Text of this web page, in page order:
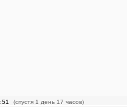
(спустя 1 день 17 часов)